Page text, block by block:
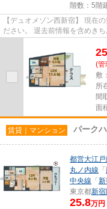
階数：5階
【デュオメゾン西新宿】 現在の空室確認は電話またはメールにてお問い合わせく
ださい。 退去前情報を含めき
(管
敷
所
間
面
賃貸｜マンション パーク
都営大江戸
丸ノ内線 「
中央線 「
東京都新宿
25.8万円